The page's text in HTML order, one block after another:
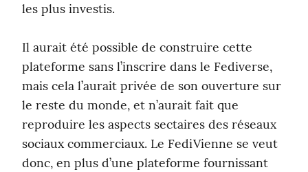
les plus investis.
Il aurait été possible de construire cette
plateforme sans l’inscrire dans le Fediverse,
mais cela l’aurait privée de son ouverture sur
le reste du monde, et n’aurait fait que
reproduire les aspects sectaires des réseaux
sociaux commerciaux. Le FediVienne se veut
donc, en plus d’une plateforme fournissant